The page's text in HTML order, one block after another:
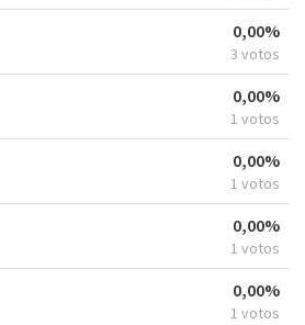
0,00%
3 votos
0,00%
1 votos
0,00%
1 votos
0,00%
1 votos
0,00%
1 votos